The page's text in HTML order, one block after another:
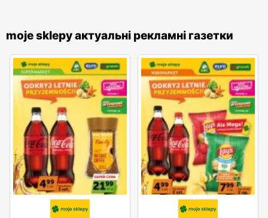
moje sklepy актуальні рекламні газетки